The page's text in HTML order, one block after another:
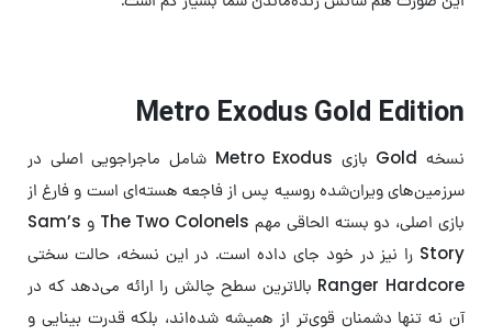
Metro Exodus Gold Edition
نسخه Gold بازی Metro Exodus شامل ماجراجویی اصلی در
سرزمین‌های ویران‌شده‌ روسیه پس از فاجعه هسته‌ای است و فارغ از
بازی اصلی، دو بسته الحاقی مهم The Two Colonels و Sam’s
Story را نیز در خود جای داده است. در این نسخه، حالت سختی
Ranger Hardcore بالاترین سطح چالش را ارائه می‌دهد که در
آن نه تنها دشمنان قوی‌تر از همیشه شده‌اند، بلکه قدرت بینایی و